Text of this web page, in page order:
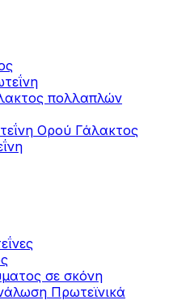
πολλαπλών
Ορού Γάλακτος
σε σκόνη
Πρωτεϊνικά